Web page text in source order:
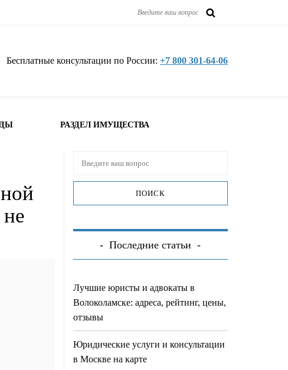
Бесплатные консультации по России: +7 800 301-64-06
РАЗДЕЛ ИМУЩЕСТВА
Последние статьи
Лучшие юристы и адвокаты в
Волоколамске: адреса, рейтинг, цены,
отзывы
Юридические услуги и консультации
в Москве на карте